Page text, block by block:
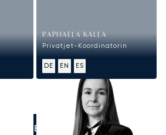
RAPHAELA KALLA
Privatjet-Koordinatorin
DE EN ES
SIE UNS AN